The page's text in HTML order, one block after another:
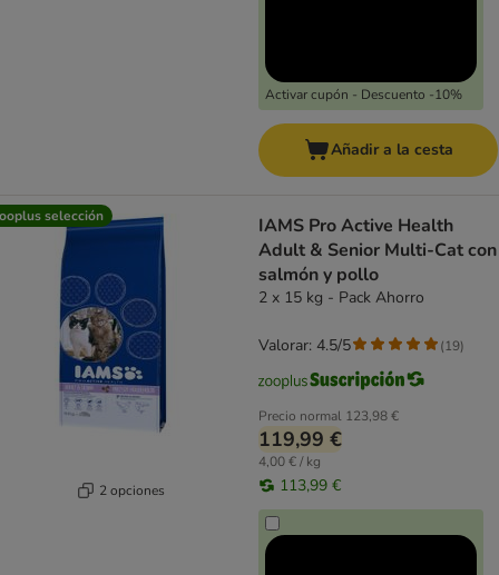
Activar cupón - Descuento -10%
Añadir a la cesta
selección
2 opciones
IAMS Pro Active Health
Adult & Senior Multi-Cat con
salmón y pollo
2 x 15 kg - Pack Ahorro
Precio normal 123,98 €
119,99 €
4,00 € / kg
113,99 €
Valorar: 4.5/5 (19)